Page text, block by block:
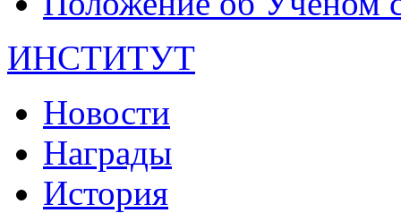
ИНСТИТУТ
Новости
Награды
История